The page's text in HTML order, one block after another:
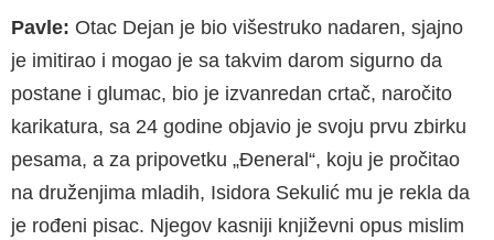
Pavle: Otac Dejan je bio višestruko nadaren, sjajno
je imitirao i mogao je sa takvim darom sigurno da
postane i glumac, bio je izvanredan crtač, naročito
karikatura, sa 24 godine objavio je svoju prvu zbirku
pesama, a za pripovetku „Đeneral“, koju je pročitao
na druženjima mladih, Isidora Sekulić mu je rekla da
je rođeni pisac. Njegov kasniji književni opus mislim